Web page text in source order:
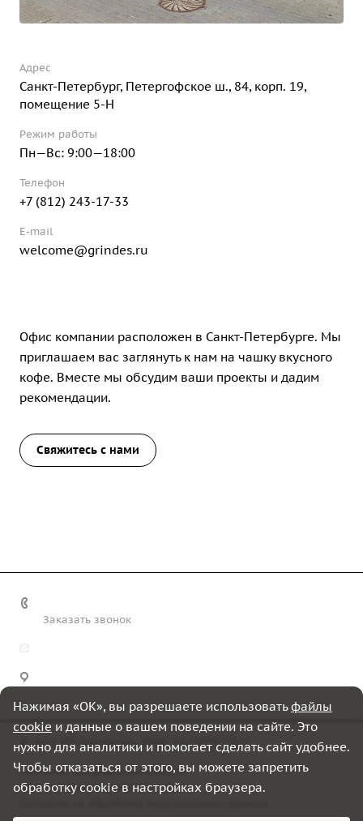
Адрес
Санкт-Петербург, Петергофское ш., 84, корп. 19,
помещение 5-Н
Режим работы
Пн—Вс: 9:00—18:00
Телефон
+7 (812) 243-17-33
E-mail
welcome@grindes.ru
Офис компании расположен в Санкт-Петербурге. Мы
приглашаем вас заглянуть к нам на чашку вкусного
кофе. Вместе мы обсудим ваши проекты и дадим
рекомендации.
Свяжитесь с нами
Заказать звонок
© 2026 ИП Гриншпуль, ИНН: 782509977321
Политика конфиденциальности
Использование файлов cookie
Нажимая «OK», вы разрешаете использоватьфайлы
cookie и данные о вашем поведении на сайте. Это
нужно для аналитики и помогает сделать сайт удобнее.
Чтобы отказаться от этого, вы можете запретить
обработку cookie в настройках браузера.